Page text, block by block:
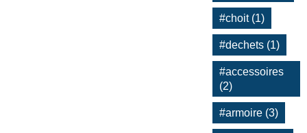
#choit (1)
#dechets (1)
#accessoires
(2)
#armoire (3)